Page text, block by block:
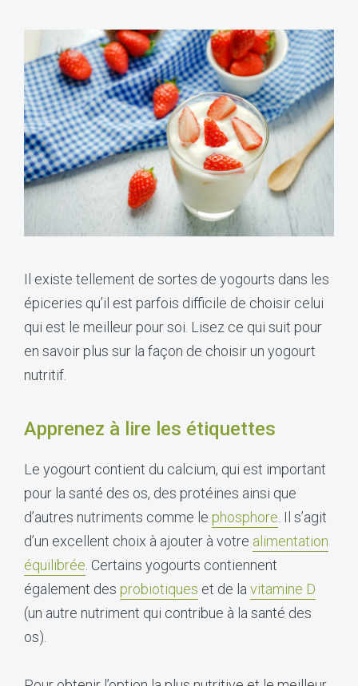
Il existe tellement de sortes de yogourts dans les
épiceries qu’il est parfois difficile de choisir celui
qui est le meilleur pour soi. Lisez ce qui suit pour
en savoir plus sur la façon de choisir un yogourt
nutritif.
Apprenez à lire les étiquettes
Le yogourt contient du calcium, qui est important
pour la santé des os, des protéines ainsi que
d’autres nutriments comme le phosphore . Il s’agit
d’un excellent choix à ajouter à votre alimentation
équilibrée . Certains yogourts contiennent
également des probiotiques et de la vitamine D
(un autre nutriment qui contribue à la santé des
os).